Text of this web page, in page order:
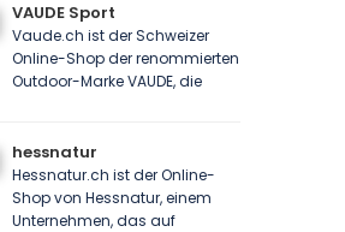
VAUDE Sport
Vaude.ch ist der Schweizer
Online-Shop der renommierten
Outdoor-Marke VAUDE, die
hessnatur
Hessnatur.ch ist der Online-
Shop von Hessnatur, einem
Unternehmen, das auf